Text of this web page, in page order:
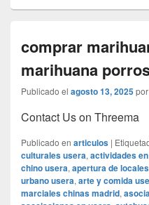
comprar
marihuana
Publicado el agosto 13, 2025por
Contact Us on Threema
Publicado en articulos |
culturales usera, actividades
chino usera, apertura de
urbano usera, arte y comida
marciales chinas madrid,